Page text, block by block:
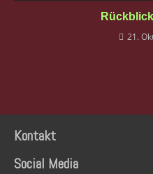
21.
Kontakt
Social Media